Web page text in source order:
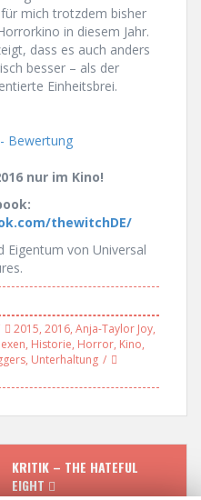
mich trotzdem bisher
in diesem Jahr.
dass es auch anders
besser – als der
Einheitsbrei.
nur im Kino!
thewitchDE/
von Universal
2015, 2016, Anja-Taylor Joy,
, Historie, Horror, Kino,
, Unterhaltung
KRITIK – THE HATEFUL
EIGHT